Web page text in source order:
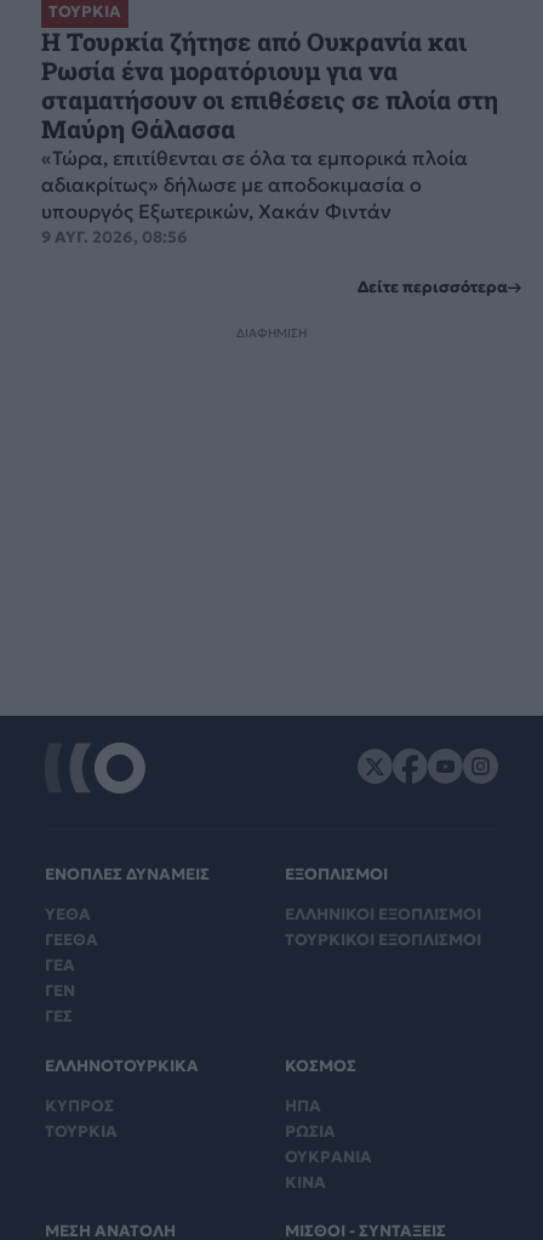
ΤΟΥΡΚΙΑ
Η Τουρκία ζήτησε από Ουκρανία και
Ρωσία ένα μορατόριουμ για να
σταματήσουν οι επιθέσεις σε πλοία στη
Μαύρη Θάλασσα
«Τώρα, επιτίθενται σε όλα τα εμπορικά πλοία
αδιακρίτως» δήλωσε με αποδοκιμασία ο
υπουργός Εξωτερικών, Χακάν Φιντάν
9 ΑΥΓ. 2026, 08:56
Δείτε περισσότερα
ΔΙΑΦΗΜΙΣΗ
ΕΝΟΠΛΕΣ ΔΥΝΑΜΕΙΣ
ΥΕΘΑ
ΓΕΕΘΑ
ΓΕΑ
ΓΕΝ
ΓΕΣ
ΕΞΟΠΛΙΣΜΟΙ
ΕΛΛΗΝΙΚΟΙ ΕΞΟΠΛΙΣΜΟΙ
ΤΟΥΡΚΙΚΟΙ ΕΞΟΠΛΙΣΜΟΙ
ΕΛΛΗΝΟΤΟΥΡΚΙΚΑ
ΚΥΠΡΟΣ
ΤΟΥΡΚΙΑ
ΚΟΣΜΟΣ
ΗΠΑ
ΡΩΣΙΑ
ΟΥΚΡΑΝΙΑ
ΚΙΝΑ
ΜΕΣΗ ΑΝΑΤΟΛΗ ΜΙΣΘΟΙ - ΣΥΝΤΑΞΕΙΣ